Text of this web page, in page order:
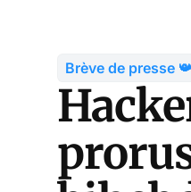
Brève de presse